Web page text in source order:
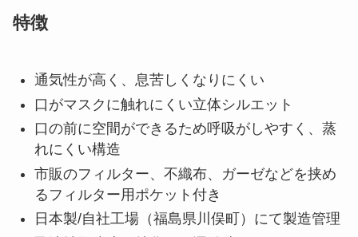
特徴
通気性が高く、息苦しくなりにくい
口がマスクに触れにくい立体シルエット
口の前に空間ができるため呼吸がしやすく、蒸
れにくい構造
市販のフィルター、不織布、ガーゼなどを挟め
るフィルター用ポケット付き
日本製/自社工場（福島県川俣町）にて製造管理